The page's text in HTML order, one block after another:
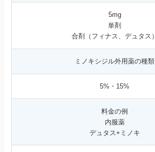
5mg
単剤
合剤（フィナス、デュタス）
ミノキシジル外用薬の種類
5%・15%
料金の例
内服薬
デュタス+ミノキ